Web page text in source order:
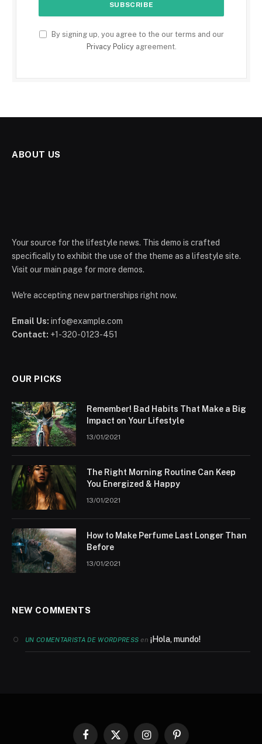
By signing up, you agree to the our terms and our
Privacy Policyagreement.
ABOUT US
Your source for the lifestyle news. This demo is crafted
specifically to exhibit the use of the theme as a lifestyle site.
Visit our main page for more demos.
We're accepting new partnerships right now.
Email Us: info@example.com
Contact: +1-320-0123-451
OUR PICKS
Remember! Bad Habits That Make a Big
Impact on Your Lifestyle
13/01/2021
The Right Morning Routine Can Keep
You Energized & Happy
13/01/2021
How to Make Perfume Last Longer Than
Before
13/01/2021
NEW COMMENTS
UN COMENTARISTA DE WORDPRESS en¡Hola, mundo!
Facebook
X InstagramPinterest